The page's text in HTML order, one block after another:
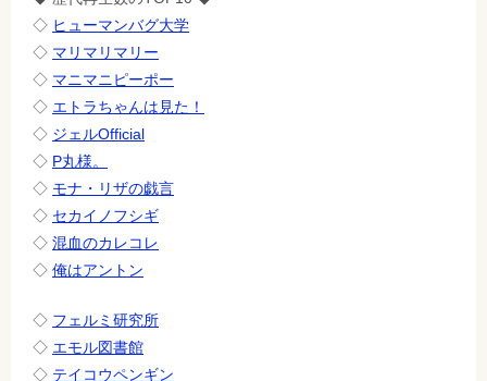
◇ ヒューマンバグ大学
◇ マリマリマリー
◇ マニマニピーポー
◇ エトラちゃんは見た！
◇ ジェルOfficial
◇ P丸様。
◇ モナ・リザの戯言
◇ セカイノフシギ
◇ 混血のカレコレ
◇ 俺はアントン
◇ フェルミ研究所
◇ エモル図書館
◇ テイコウペンギン